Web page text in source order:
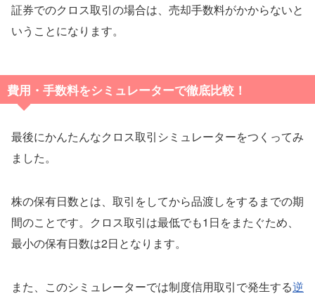
証券でのクロス取引の場合は、売却手数料がかからないと
いうことになります。
費用・手数料をシミュレーターで徹底比較！
最後にかんたんなクロス取引シミュレーターをつくってみ
ました。
株の保有日数とは、取引をしてから品渡しをするまでの期
間のことです。クロス取引は最低でも1日をまたぐため、
最小の保有日数は2日となります。
また、このシミュレーターでは制度信用取引で発生する逆